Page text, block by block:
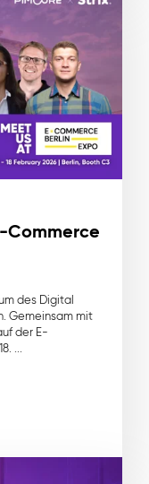
Commerce
des Digital
Gemeinsam mit
der E-
...